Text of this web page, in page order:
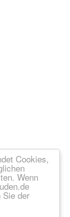
Cookies,
Wenn
Sie der